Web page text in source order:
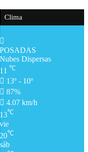
Clima
POSADAS
Nubes Dispersas
11 ℃
13º - 10º
87%
4.07 km/h
13℃
vie
20℃
sáb